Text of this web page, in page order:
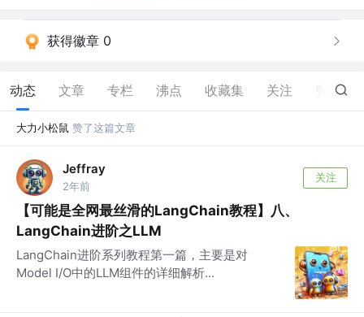
获得徽章 0
动态 文章 专栏 沸点 收藏集 关注 9
大力小松鼠 赞了这篇文章
Jeffray
2年前
关注
【可能是全网最丝滑的LangChain教程】八、
LangChain进阶之LLM
LangChain进阶系列教程第一篇，主要是对
Model I/O中的LLM组件的详细解析...